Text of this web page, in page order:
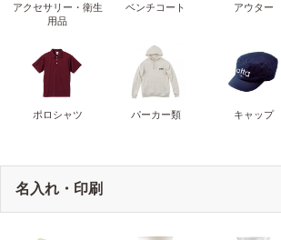
アクセサリー・衛生
用品
ベンチコート アウター
ポロシャツ パーカー類 キャップ
名入れ・印刷